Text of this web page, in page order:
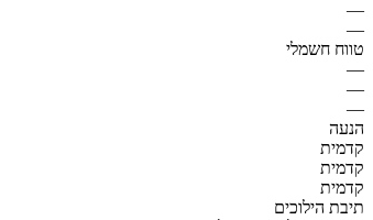
—
—
טווח חשמלי
—
—
—
הנעה
קדמית
קדמית
קדמית
תיבת הילוכים